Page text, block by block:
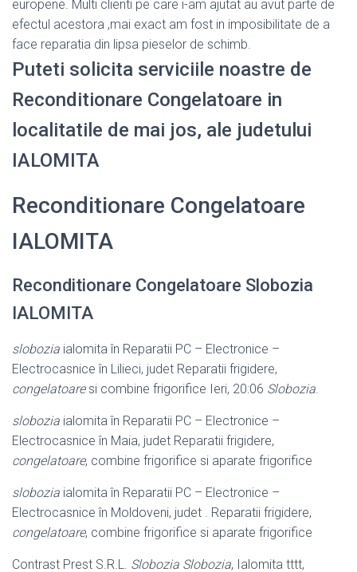
europene. Multi clienti pe care i-am ajutat au avut parte de
efectul acestora ,mai exact am fost in imposibilitate de a
face reparatia din lipsa pieselor de schimb.
Puteti solicita serviciile noastre de
Reconditionare Congelatoare in
localitatile de mai jos, ale judetului
IALOMITA
Reconditionare Congelatoare
IALOMITA
Reconditionare Congelatoare Slobozia
IALOMITA
slobozia ialomita în Reparatii PC – Electronice –
Electrocasnice în Lilieci, judet Reparatii frigidere,
congelatoaresi combine frigorifice Ieri, 20:06 Slobozia.
slobozia ialomita în Reparatii PC – Electronice –
Electrocasnice în Maia, judet Reparatii frigidere,
congelatoare, combine frigorifice si aparate frigorifice
slobozia ialomita în Reparatii PC – Electronice –
Electrocasnice în Moldoveni, judet . Reparatii frigidere,
congelatoare, combine frigorifice si aparate frigorifice
Contrast Prest S.R.L. Slobozia Slobozia, Ialomita tttt,